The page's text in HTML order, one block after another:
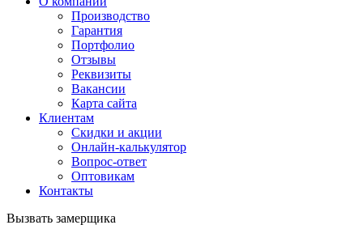
Производство
Гарантия
Портфолио
Отзывы
Реквизиты
Вакансии
Карта сайта
Клиентам
Скидки и акции
Онлайн-калькулятор
Вопрос-ответ
Оптовикам
Контакты
Вызвать замерщика